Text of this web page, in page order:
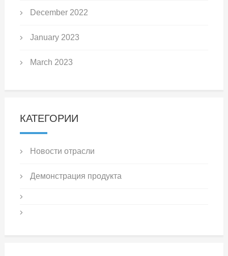
December 2022
January 2023
March 2023
КАТЕГОРИИ
Новости отрасли
Демонстрация продукта